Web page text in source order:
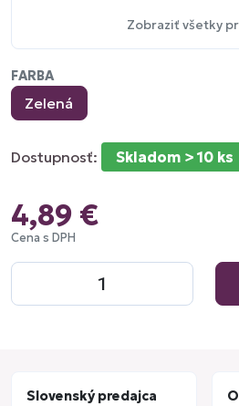
Zobraziť všetky
FARBA
Zelená
Dostupnosť: Skladom > 10 ks
4,89 €
Cena s DPH
Slovenský predajca